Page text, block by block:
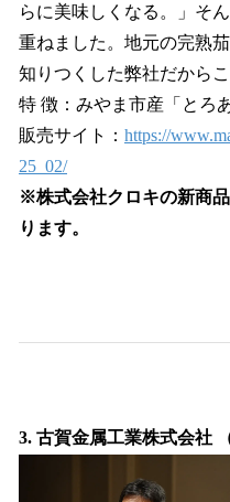
らに美味しくなる。」そ
重ねました。地元の完熟
知りつくした弊社だから
特 徴：みやま市産「とろ
販売サイト： https://
25_02/
※株式会社クロキの新商
ります。
3. 古賀金属工業株式会社